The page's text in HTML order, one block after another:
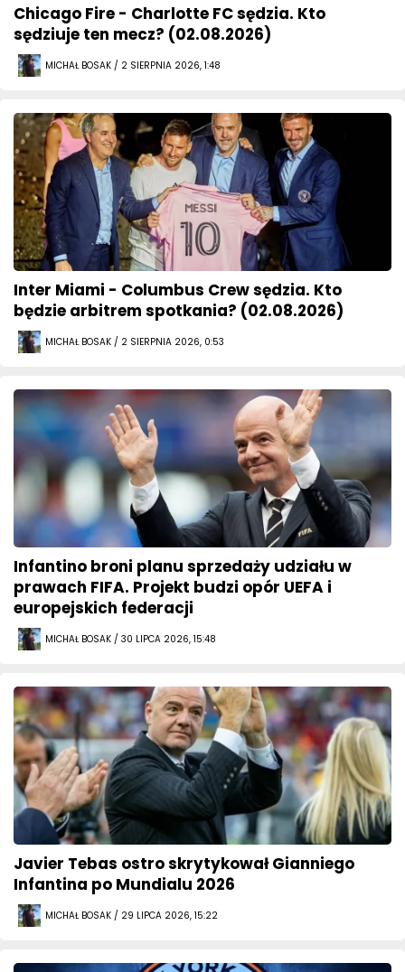
Chicago Fire - Charlotte FC sędzia. Kto
sędziuje ten mecz? (02.08.2026)
MICHAŁ BOSAK / 2 SIERPNIA 2026, 1:48
Inter Miami - Columbus Crew sędzia. Kto
będzie arbitrem spotkania? (02.08.2026)
MICHAŁ BOSAK / 2 SIERPNIA 2026, 0:53
Infantino broni planu sprzedaży udziału w
prawach FIFA. Projekt budzi opór UEFA i
europejskich federacji
MICHAŁ BOSAK / 30 LIPCA 2026, 15:48
Javier Tebas ostro skrytykował Gianniego
Infantina po Mundialu 2026
MICHAŁ BOSAK / 29 LIPCA 2026, 15:22